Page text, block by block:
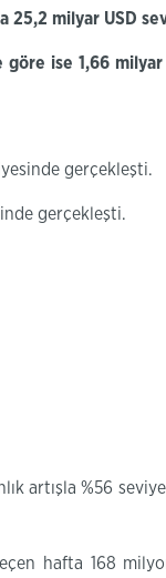
25,2 milyar USD
göre ise1,66 milyar
gerçekleşti.
gerçekleşti.
artışla %56
hafta 168